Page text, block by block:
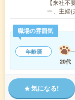
【来社
ー、主婦
職場の雰囲気
年齢層
20代
気になる!